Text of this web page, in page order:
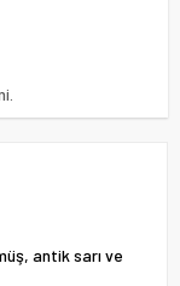
antik sarı ve